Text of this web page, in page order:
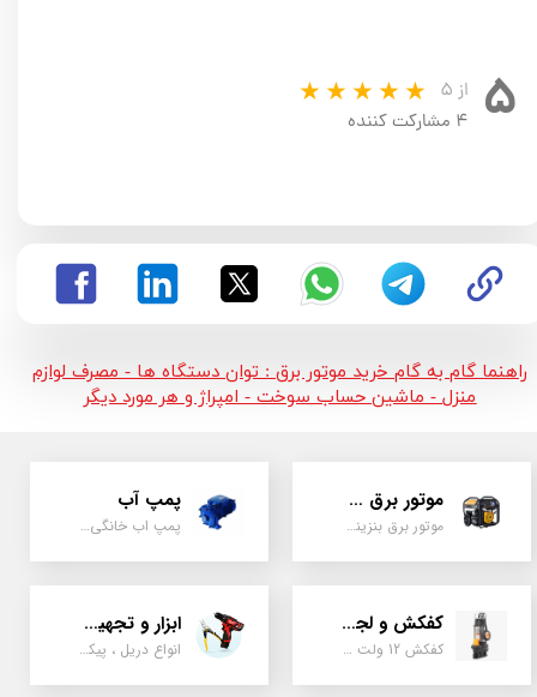
۵ از ۵
۴ مشارکت کننده
راهنما گام به گام خرید موتور برق : توان دستگاه ها - مصرف لوازم
منزل - ماشین حساب سوخت - امپراژ و هر مورد دیگر
موتور برق و ژنراتور
موتور برق بنزینی، دیزلی ، گازی ، سه گانه سوز
پمپ آب
پمپ اب خانگی، بشقابی ، جتی ، دو پروانه کشاورزی
کفکش و لجن کش
کفکش 12 ولت ، 220 ولت ، یک اینچ به بالا لجن کش کاتردار، لجن کش چدنی
ابزار و تجهیزات
انواع دریل ، پیکور، ابزارالات، سیل مکانیکی، قطعات پمپ